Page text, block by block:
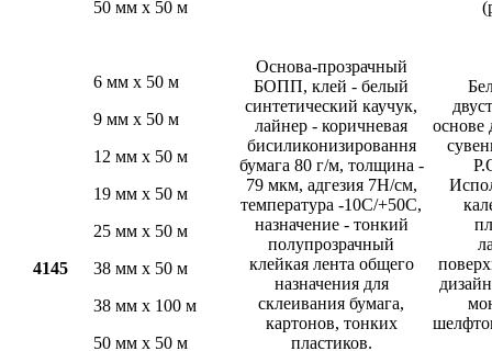
50 мм х 50 м
4145
6 мм х 50 м
9 мм х 50 м
12 мм х 50 м
19 мм х 50 м
25 мм х 50 м
38 мм х 50 м
38 мм х 100 м
50 мм х 50 м
Основа-прозрачный
БОПП, клей - белый
синтетический каучук,
лайнер - коричневая
бисиликонизировання
бумага 80 г/м, толщина -
79 мкм, адгезия 7Н/см,
температура -10С/+50С,
назначение - тонкий
полупрозрачный
клейкая лента общего
назначения для
склеивания бумага,
картонов, тонких
пластиков.
основе